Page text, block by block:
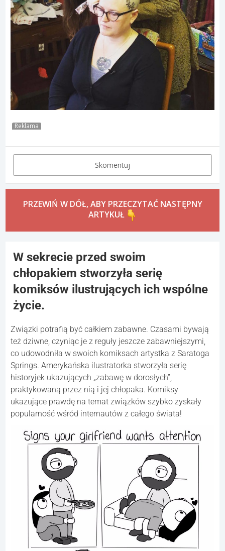
Reklama
Skomentuj
PRZEWIŃ W DÓŁ, ABY PRZECZYTAĆ NASTĘPNY
ARTYKUŁ
W sekrecie przed swoim
chłopakiem stworzyła serię
komiksów ilustrujących ich wspólne
życie.
Związki potrafią być całkiem zabawne. Czasami bywają
też dziwne, czyniąc je z reguły jeszcze zabawniejszymi,
co udowodniła w swoich komiksach artystka z Saratoga
Springs. Amerykańska ilustratorka stworzyła serię
historyjek ukazujących „zabawę w dorosłych”,
praktykowaną przez nią i jej chłopaka. Komiksy
ukazujące prawdę na temat związków szybko zyskały
popularność wśród internautów z całego świata!